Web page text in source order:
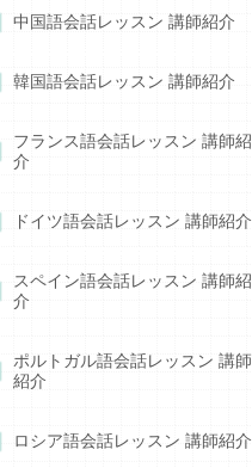
中国語会話レッスン 講師紹介
韓国語会話レッスン 講師紹介
フランス語会話レッスン 講師紹
介
ドイツ語会話レッスン 講師紹介
スペイン語会話レッスン 講師紹
介
ポルトガル語会話レッスン 講師
紹介
ロシア語会話レッスン 講師紹介